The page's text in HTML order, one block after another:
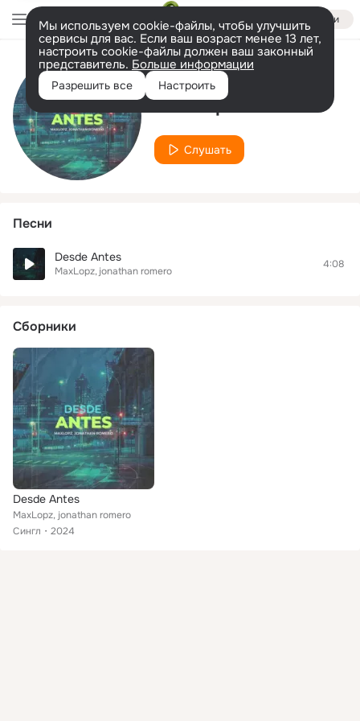
Войти
Мы используем cookie-файлы, чтобы улучшить
сервисы для вас. Если ваш возраст менее 13 лет,
настроить cookie-файлы должен ваш законный
представитель. Больше информации
Разрешить все Настроить
Исполнитель
MaxLopz
Слушать
Песни
Desde Antes
MaxLopz jonathan romero
4:08
Сборники
Desde Antes
MaxLopz, jonathan romero
Сингл
2024